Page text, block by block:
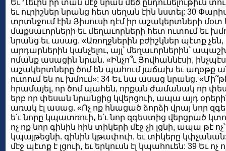
Եւ Ղեւին իր տան մէջ նրան մեծ ընդունելութիւն
եւ ուրիշներ նրանց հետ սեղան էին նստել: 30
տրտնջում էին Յիսուսի դէմ իր աշակերտների մօտ
մաքսաւորների եւ մեղաւորների հետ ուտում եւ
նրանց եւ ասաց. «Առողջներին բժիշկներ պէտք չեն,
արդարներին կանչելու, այլ՝ մեղաւորներին՝
ոմանք ասացին նրան. «Ինչո՞ւ Յովհաննէսի,
աշակերտները ծոմ են պահում յաճախ եւ աղօթք
ուտում են ու խմում»: 34 Եւ նա ասաց նրանց.
հրամայել, որ ծոմ պահեն, որքան ժամանակ որ
երբ որ փեսան նրանցից կվերցուի, ապա այդ
առակ էլ ասաց. «Ոչ ոք հնացած ձորձի վրայ նոր
ե՛ւ նորը կպատռուի, ե՛ւ նոր զգեստից վերցրած
ոչ ոք նոր գինին հին տիկերի մէջ չի լցնի, ապա թէ
կպայթեցնի. գինին կթափուի, եւ տիկերը կփչանան:
մէջ պէտք է լցուի, եւ երկուսն էլ կպահուեն: 39 Եւ ոչ